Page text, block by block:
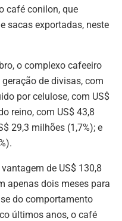
café conilon, que
sacas exportadas, neste
o complexo cafeeiro
de divisas, com
por celulose, com US$
reino, com US$ 43,8
29,3 milhões (1,7%); e
de US$ 130,8
apenas dois meses para
do comportamento
últimos anos, o café